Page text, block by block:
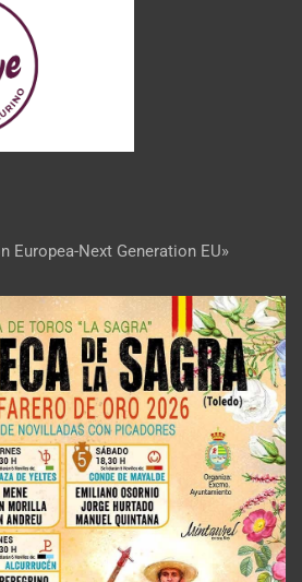
Europea-Next Generation EU»